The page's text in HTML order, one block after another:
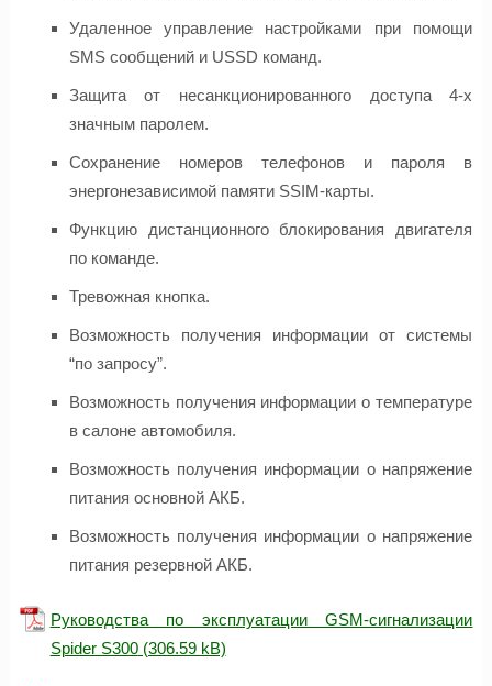
Удаленное управление настройками при помощи
SMS сообщений и USSD команд.
Защита от несанкционированного доступа 4-х
значным паролем.
Сохранение номеров телефонов и пароля в
энергонезависимой памяти SSIM-карты.
Функцию дистанционного блокирования двигателя
по команде.
Тревожная кнопка.
Возможность получения информации от системы
“по запросу”.
Возможность получения информации о температуре
в салоне автомобиля.
Возможность получения информации о напряжение
питания основной АКБ.
Возможность получения информации о напряжение
питания резервной АКБ.
Руководства по эксплуатации GSM-сигнализации
Spider S300